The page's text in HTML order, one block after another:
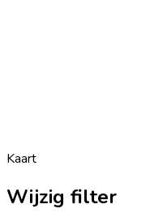
Kaart
Wijzig filter